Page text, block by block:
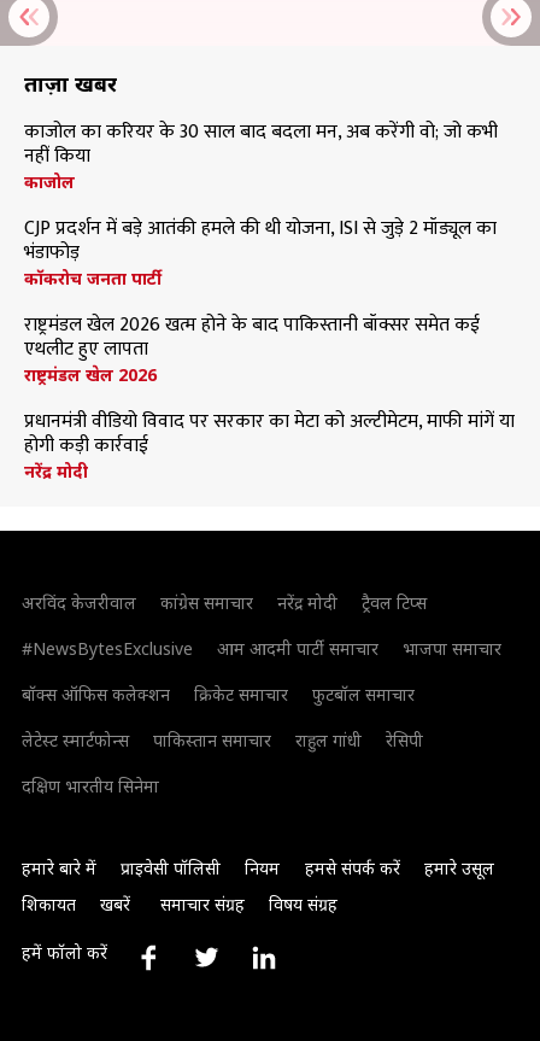
ताज़ा खबरें
काजोल का करियर के 30 साल बाद बदला मन, अब करेंगी वो; जो कभी
नहीं किया
काजोल
CJP प्रदर्शन में बड़े आतंकी हमले की थी योजना, ISI से जुड़े 2 मॉड्यूल का
भंडाफोड़
कॉकरोच जनता पार्टी
राष्ट्रमंडल खेल 2026 खत्म होने के बाद पाकिस्तानी बॉक्सर समेत कई
एथलीट हुए लापता
राष्ट्रमंडल खेल 2026
प्रधानमंत्री वीडियो विवाद पर सरकार का मेटा को अल्टीमेटम, माफी मांगें या
होगी कड़ी कार्रवाई
नरेंद्र मोदी
अरविंद केजरीवाल कांग्रेस समाचार नरेंद्र मोदी
ट्रैवल टिप्स
#NewsBytesExclusive
आम आदमी पार्टी समाचार
भाजपा समाचार
बॉक्स ऑफिस कलेक्शन
क्रिकेट समाचार
फुटबॉल समाचार
लेटेस्ट स्मार्टफोन्स
पाकिस्तान समाचार राहुल गांधी
रेसिपी
दक्षिण भारतीय सिनेमा
हमारे बारे में प्राइवेसी पॉलिसी नियम हमसे संपर्क करें
हमारे उसूल
शिकायत
खबरें समाचार संग्रह विषय संग्रह
हमें फॉलो करें